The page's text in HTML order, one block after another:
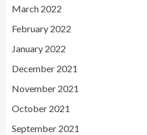
March 2022
February 2022
January 2022
December 2021
November 2021
October 2021
September 2021